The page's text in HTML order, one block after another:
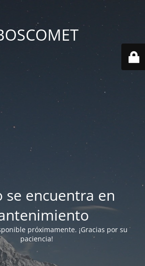
se encuentra en
próximamente. ¡Gracias por su
paciencia!